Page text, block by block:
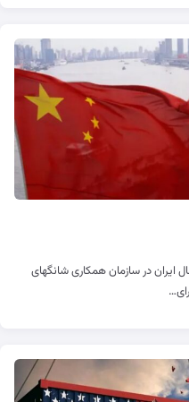
ایران در سازمان همکاری شانگهای